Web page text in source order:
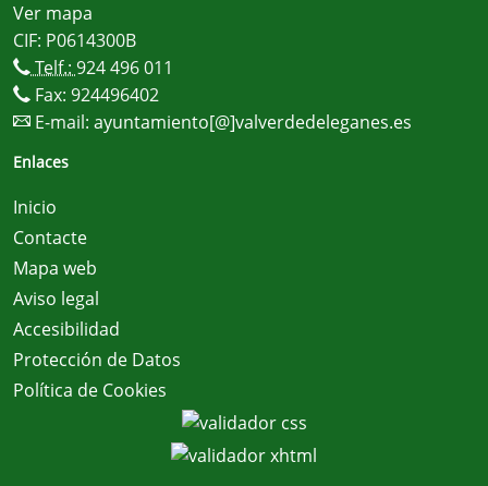
Ver mapa
CIF: P0614300B
Telf.: 924 496 011
Fax: 924496402
E-mail: ayuntamiento[@]valverdedeleganes.es
Enlaces
Inicio
Contacte
Mapa web
Aviso legal
Accesibilidad
Protección de Datos
Política de Cookies